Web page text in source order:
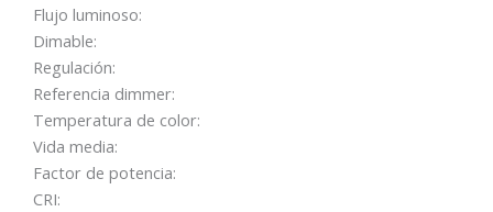
Flujo luminoso:
Dimable:
Regulación:
Referencia dimmer:
Temperatura de color:
Vida media:
Factor de potencia:
CRI: